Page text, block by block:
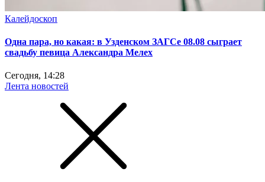
Калейдоскоп
Одна пара, но какая: в Узденском ЗАГСе 08.08 сыграет
свадьбу певица Александра Мелех
Сегодня, 14:28
Лента новостей